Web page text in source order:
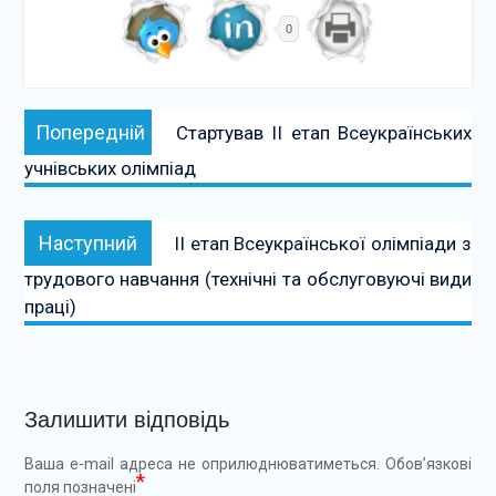
0
Навігація
записів
Попередній Попередній:
Стартував ІІ етап Всеукраїнських
учнівських олімпіад
Наступний Наступний:
ІІ етап Всеукраїнської олімпіади з
трудового навчання (технічні та обслуговуючі види
праці)
Залишити відповідь
Ваша e-mail адреса не оприлюднюватиметься. Обов’язкові
поля позначені*